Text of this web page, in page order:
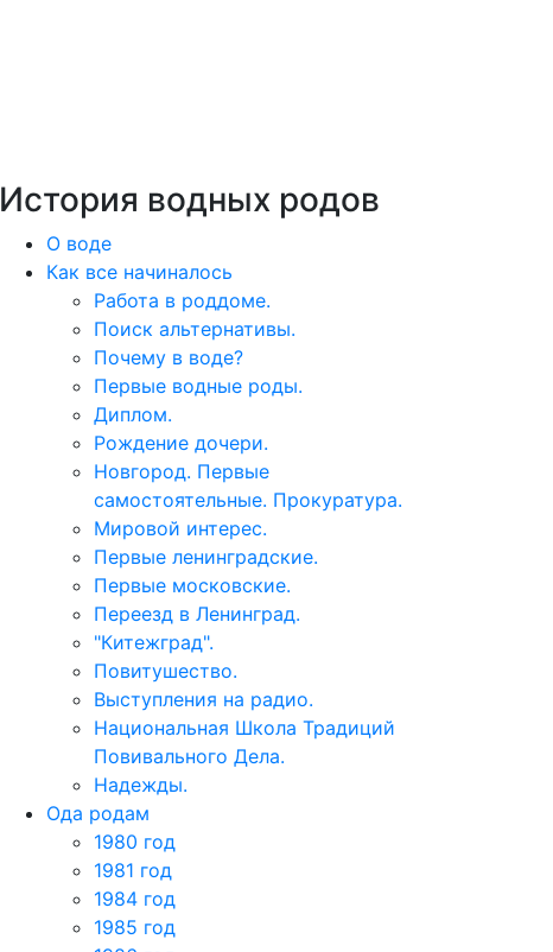
История водных родов
О воде
Как все начиналось
Работа в роддоме.
Поиск альтернативы.
Почему в воде?
Первые водные роды.
Диплом.
Рождение дочери.
Новгород. Первые
самостоятельные. Прокуратура.
Мировой интерес.
Первые ленинградские.
Первые московские.
Переезд в Ленинград.
"Китежград".
Повитушество.
Выступления на радио.
Национальная Школа Традиций
Повивального Дела.
Надежды.
Ода родам
1980 год
1981 год
1984 год
1985 год